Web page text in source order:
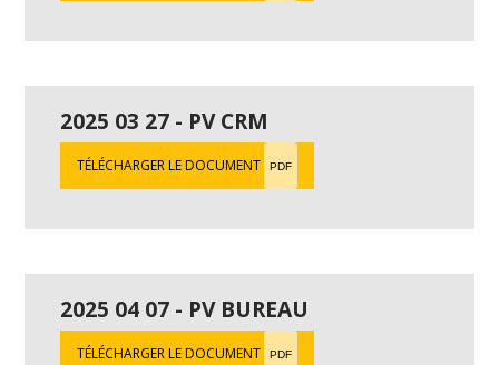
2025 03 27 - PV CRM
TÉLÉCHARGER LE DOCUMENT PDF
2025 04 07 - PV BUREAU
TÉLÉCHARGER LE DOCUMENT PDF